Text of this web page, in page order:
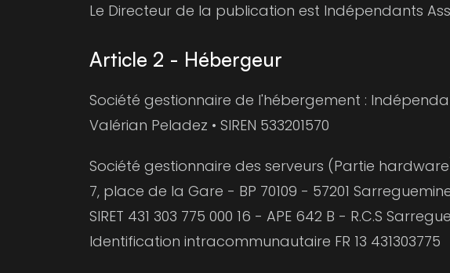
Le Directeur de la publication est Indépendants
Article 2 - Hébergeur
Société gestionnaire de l'hébergement :
Valérian Peladez • SIREN 533201570
Société gestionnaire des serveurs (Partie hardware)
7, place de la Gare - BP 70109 - 57201
SIRET 431 303 775 000 16 - APE 642 B - R.C.S
Identification intracommunautaire FR 13 431303775